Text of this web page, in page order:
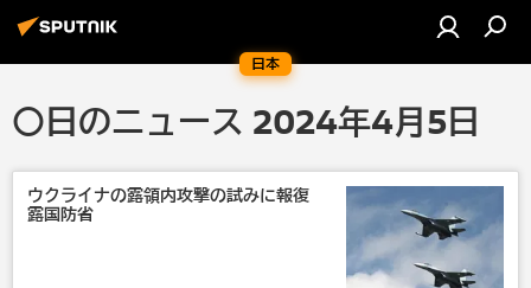
日本
〇日のニュース 2024年4月5日
ウクライナの露領内攻撃の試みに報復
露国防省